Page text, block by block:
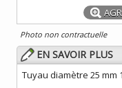
Photo non contractuelle
EN SAVOIR PLUS
Tuyau diamètre 25